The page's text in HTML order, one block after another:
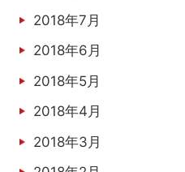
2018年7月
2018年6月
2018年5月
2018年4月
2018年3月